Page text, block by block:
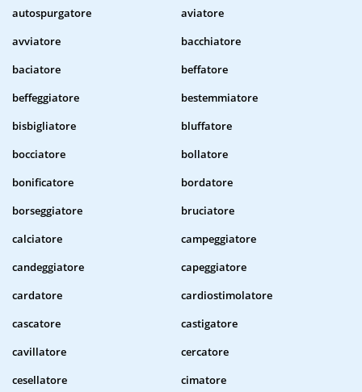
autospurgatore
aviatore
avviatore
bacchiatore
baciatore
beffatore
beffeggiatore
bestemmiatore
bisbigliatore
bluffatore
bocciatore
bollatore
bonificatore
bordatore
borseggiatore
bruciatore
calciatore
campeggiatore
candeggiatore
capeggiatore
cardatore
cardiostimolatore
cascatore
castigatore
cavillatore
cercatore
cesellatore
cimatore